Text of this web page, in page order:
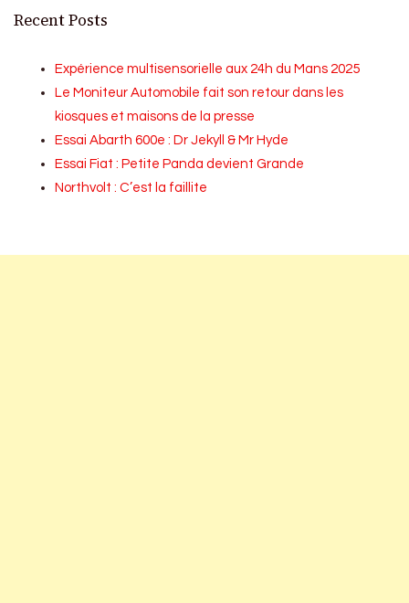
Recent Posts
Expérience multisensorielle aux 24h du Mans 2025
Le Moniteur Automobile fait son retour dans les
kiosques et maisons de la presse
Essai Abarth 600e : Dr Jekyll & Mr Hyde
Essai Fiat : Petite Panda devient Grande
Northvolt : C’est la faillite